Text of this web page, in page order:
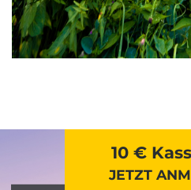
10 €
JETZT